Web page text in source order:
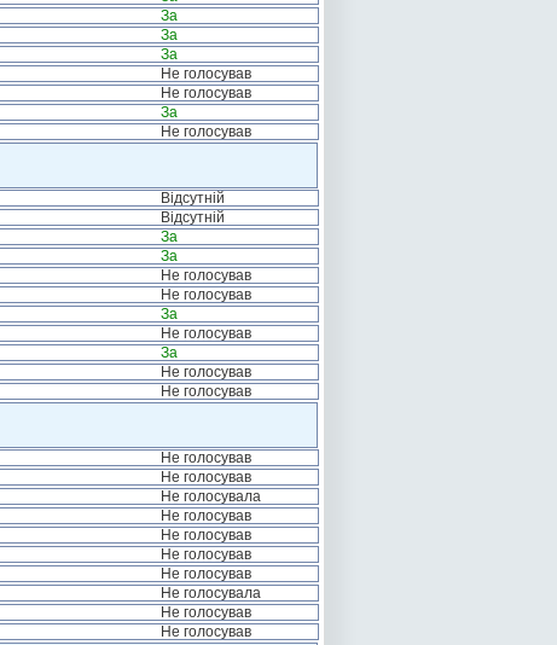
За
За
За
Не голосував
Не голосував
За
Не голосував
Відсутній
Відсутній
За
За
Не голосував
Не голосував
За
Не голосував
За
Не голосував
Не голосував
Не голосував
Не голосував
Не голосувала
Не голосував
Не голосував
Не голосував
Не голосував
Не голосувала
Не голосував
Не голосував